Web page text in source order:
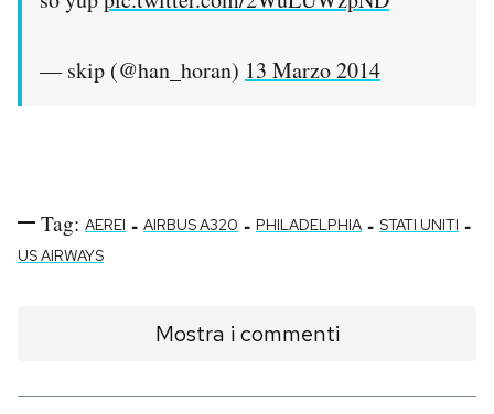
— skip (@han_horan) 13 Marzo 2014
Tag: AEREI - AIRBUS A320 - PHILADELPHIA - STATI UNITI -
US AIRWAYS
Mostra i commenti